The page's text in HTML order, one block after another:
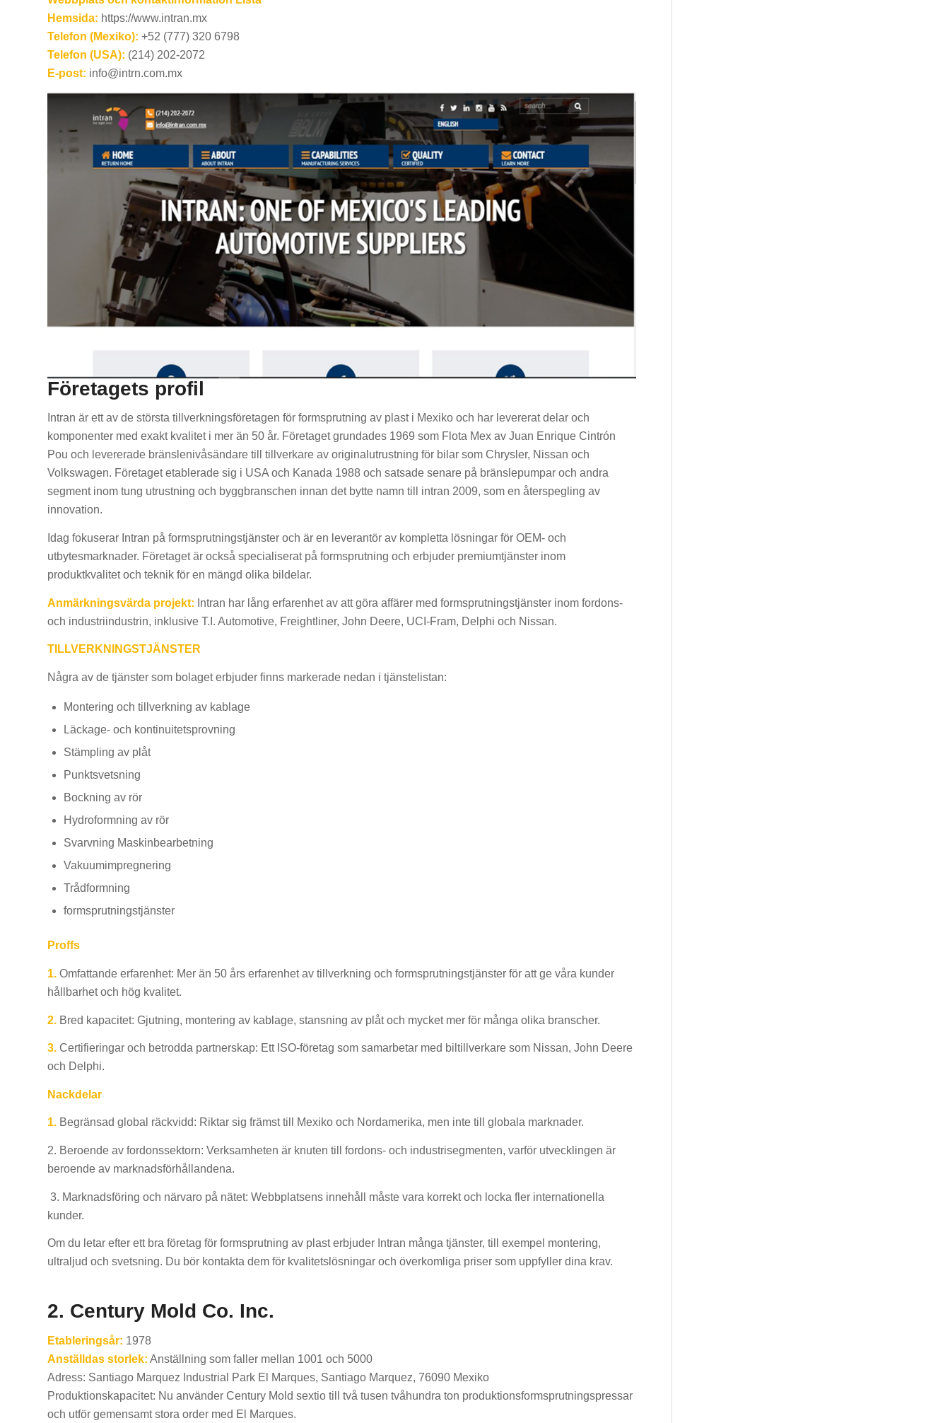
Hemsida: https://www.intran.mx
Telefon (Mexiko): +52 (777) 320 6798
Telefon (USA): (214) 202-2072
E-post: info@intrn.com.mx
Företagets profil
Intran är ett av de största tillverkningsföretagen för formsprutning av plast i Mexiko och har levererat delar och
komponenter med exakt kvalitet i mer än 50 år. Företaget grundades 1969 som Flota Mex av Juan Enrique Cintrón
Pou och levererade bränslenivåsändare till tillverkare av originalutrustning för bilar som Chrysler, Nissan och
Volkswagen. Företaget etablerade sig i USA och Kanada 1988 och satsade senare på bränslepumpar och andra
segment inom tung utrustning och byggbranschen innan det bytte namn till intran 2009, som en återspegling av
innovation.
Idag fokuserar Intran på formsprutningstjänster och är en leverantör av kompletta lösningar för OEM- och
utbytesmarknader. Företaget är också specialiserat på formsprutning och erbjuder premiumtjänster inom
produktkvalitet och teknik för en mängd olika bildelar.
Anmärkningsvärda projekt: Intran har lång erfarenhet av att göra affärer med formsprutningstjänster inom fordons-
och industriindustrin, inklusive T.I. Automotive, Freightliner, John Deere, UCI-Fram, Delphi och Nissan.
TILLVERKNINGSTJÄNSTER
Några av de tjänster som bolaget erbjuder finns markerade nedan i tjänstelistan:
Montering och tillverkning av kablage
Läckage- och kontinuitetsprovning
Stämpling av plåt
Punktsvetsning
Bockning av rör
Hydroformning av rör
Svarvning Maskinbearbetning
Vakuumimpregnering
Trådformning
formsprutningstjänster
Proffs
1. Omfattande erfarenhet: Mer än 50 års erfarenhet av tillverkning och formsprutningstjänster för att ge våra kunder
hållbarhet och hög kvalitet.
2. Bred kapacitet: Gjutning, montering av kablage, stansning av plåt och mycket mer för många olika branscher.
3. Certifieringar och betrodda partnerskap: Ett ISO-företag som samarbetar med biltillverkare som Nissan, John Deere
och Delphi.
Nackdelar
1. Begränsad global räckvidd: Riktar sig främst till Mexiko och Nordamerika, men inte till globala marknader.
2. Beroende av fordonssektorn: Verksamheten är knuten till fordons- och industrisegmenten, varför utvecklingen är
beroende av marknadsförhållandena.
3. Marknadsföring och närvaro på nätet: Webbplatsens innehåll måste vara korrekt och locka fler internationella
kunder.
Om du letar efter ett bra företag för formsprutning av plast erbjuder Intran många tjänster, till exempel montering,
ultraljud och svetsning. Du bör kontakta dem för kvalitetslösningar och överkomliga priser som uppfyller dina krav.
2. Century Mold Co. Inc.
Etableringsår: 1978
Anställdas storlek: Anställning som faller mellan 1001 och 5000
Adress: Santiago Marquez Industrial Park El Marques, Santiago Marquez, 76090 Mexiko
Produktionskapacitet: Nu använder Century Mold sextio till två tusen tvåhundra ton produktionsformsprutningspressar
och utför gemensamt stora order med El Marques.